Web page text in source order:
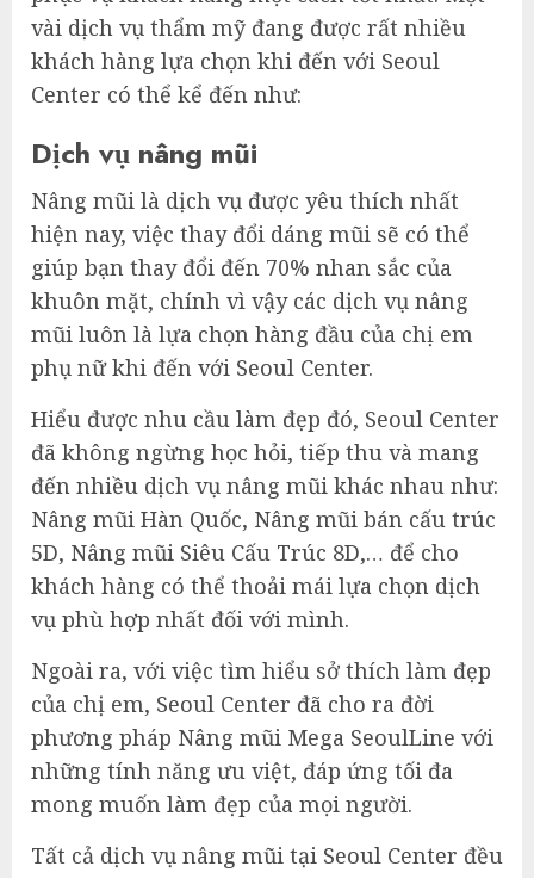
vài dịch vụ thẩm mỹ đang được rất nhiều
khách hàng lựa chọn khi đến với Seoul
Center có thể kể đến như:
Dịch vụ nâng mũi
Nâng mũi là dịch vụ được yêu thích nhất
hiện nay, việc thay đổi dáng mũi sẽ có thể
giúp bạn thay đổi đến 70% nhan sắc của
khuôn mặt, chính vì vậy các dịch vụ nâng
mũi luôn là lựa chọn hàng đầu của chị em
phụ nữ khi đến với Seoul Center.
Hiểu được nhu cầu làm đẹp đó, Seoul Center
đã không ngừng học hỏi, tiếp thu và mang
đến nhiều dịch vụ nâng mũi khác nhau như:
Nâng mũi Hàn Quốc, Nâng mũi bán cấu trúc
5D, Nâng mũi Siêu Cấu Trúc 8D,… để cho
khách hàng có thể thoải mái lựa chọn dịch
vụ phù hợp nhất đối với mình.
Ngoài ra, với việc tìm hiểu sở thích làm đẹp
của chị em, Seoul Center đã cho ra đời
phương pháp Nâng mũi Mega SeoulLine với
những tính năng ưu việt, đáp ứng tối đa
mong muốn làm đẹp của mọi người.
Tất cả dịch vụ nâng mũi tại Seoul Center đều